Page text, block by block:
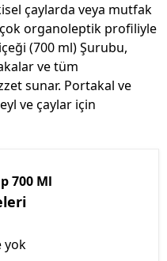
çaylarda veya mutfak
organoleptik profiliyle
(700 ml) Şurubu,
ve tüm
sunar. Portakal ve
ve çaylar için
700 Ml
yok